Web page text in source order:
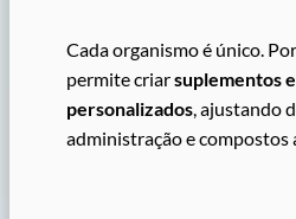
Cada organismo é único.
permite criarsuplementos
personalizados, ajustando
administração e compostos